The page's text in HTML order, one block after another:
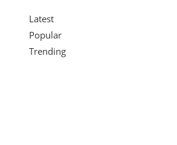
Latest
Popular
Trending